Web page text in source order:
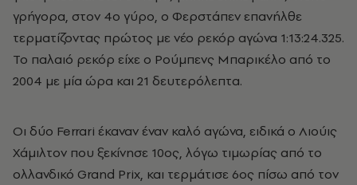
γρήγορα, στον 4ο γύρο, ο Φερστάπεν επανήλθε
τερματίζοντας πρώτος με νέο ρεκόρ αγώνα 1:13:24.325.
Το παλαιό ρεκόρ είχε ο Ρούμπενς Μπαρικέλο από το
2004 με μία ώρα και 21 δευτερόλεπτα.
Οι δύο Ferrari έκαναν έναν καλό αγώνα, ειδικά ο Λιούις
Χάμιλτον που ξεκίνησε 10ος, λόγω τιμωρίας από το
ολλανδικό Grand Prix, και τερμάτισε 6ος πίσω από τον